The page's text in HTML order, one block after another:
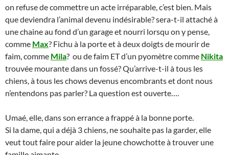
on refuse de commettre un acte irréparable, c’est bien. Mais
que deviendra l’animal devenu indésirable? sera-t-il attaché à
une chaine au fond d’un garage et nourri lorsqu on y pense,
comme Max? Fichu à la porte et à deux doigts de mourir de
faim, comme Mila? ou de faim ET d’un pyomètre comme Nikita
trouvée mourante dans un fossé? Qu’arrive-t-il à tous les
chiens, à tous les chows devenus encombrants et dont nous
n’entendons pas parler? La question est ouverte….
Umaé, elle, dans son errance a frappé à la bonne porte.
Si la dame, qui a déjà 3 chiens, ne souhaite pas la garder, elle
veut tout faire pour aider la jeune chowchotte à trouver une